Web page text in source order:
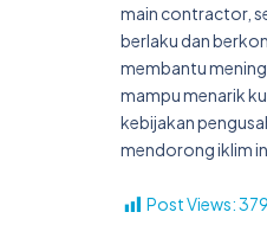
main contractor,
berlaku dan
membantu
mampu menarik
kebijakan
mendorong iklim
Post Views:379